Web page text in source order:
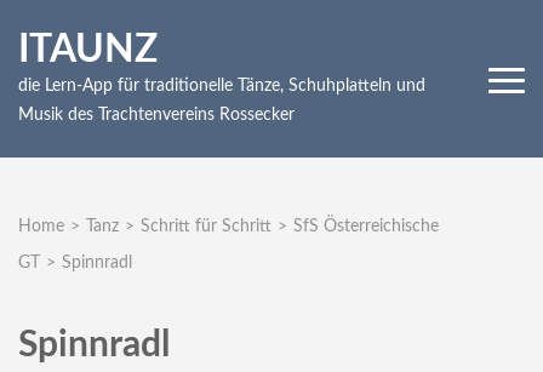
ITAUNZ
die Lern-App für traditionelle Tänze, Schuhplatteln und
Musik des Trachtenvereins Rossecker
Home > Tanz > Schritt für Schritt > SfS Österreichische
GT > Spinnradl
Spinnradl